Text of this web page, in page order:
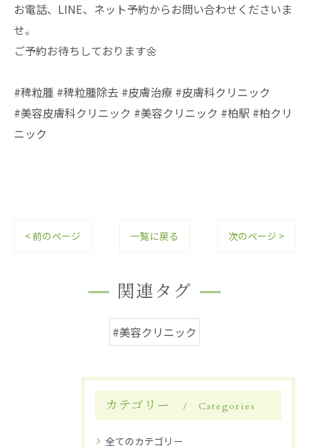
お電話、LINE、ネット予約からお問い合わせくださいま
せ。
ご予約お待ちしております🌼
#稗粒腫 #稗粒腫除去 #皮膚治療 #皮膚科クリニック
#美容皮膚科クリニック #美容クリニック #柏駅 #柏クリ
ニック
< 前のページ 一覧に戻る 次のページ >
関連タグ
#美容クリニック
カテゴリー Categories
全てのカテゴリー